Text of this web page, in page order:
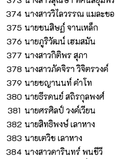
374 นางสาววิไลวรรณ แมละชอ
375 นายชนสิษฏ์ จานเหล็ก
376 นายภูริวัฒน์ เฮมสมัน
377 นางสาวกิติพร สุภา
378 นางสาวภัคจิรา วิจิตรวงค์
379 นายชญานนท์ คำโท
380 นายธีรดนย์ สถิรกุลพงศ์
381 นายศรศิลป์ วงค์เวียน
382 นายสิทธิพงษ์ เลาหาง
383 นายเตวิช เลาหาง
384 นางสาวดารินทร์ พนชีวี